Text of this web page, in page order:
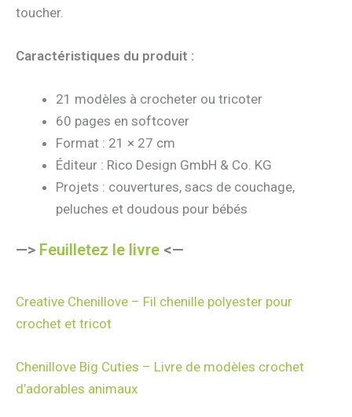
toucher.
Caractéristiques du produit :
21 modèles à crocheter ou tricoter
60 pages en softcover
Format : 21 × 27 cm
Éditeur : Rico Design GmbH & Co. KG
Projets : couvertures, sacs de couchage,
peluches et doudous pour bébés
—> Feuilletez le livre <—
Creative Chenillove – Fil chenille polyester pour
crochet et tricot
Chenillove Big Cuties – Livre de modèles crochet
d’adorables animaux